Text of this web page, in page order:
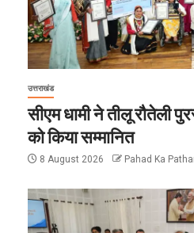
उत्तराखंड
सीएम धामी ने तीलू रौतेली
को किया सम्मानित
8 August 2026 Pahad Ka